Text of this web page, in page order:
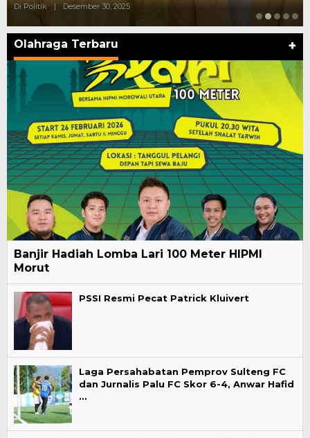
Di Politik | Desember 30, 2025
Olahraga Terbaru +
Banjir Hadiah Lomba Lari 100 Meter HIPMI
Morut
PSSI Resmi Pecat Patrick Kluivert
Laga Persahabatan Pemprov Sulteng FC
dan Jurnalis Palu FC Skor 6-4, Anwar Hafid
…